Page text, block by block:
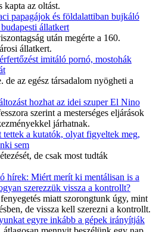
kapta az oltást.
papagájok és földalattiban bujkáló
állatkert
után megérte a 160.
állatkert.
imitáló pornó, mostohák
de az egész társadalom nyögheti a
hozhat az idei szuper El Nino
szerint a mesterséges eljárások
járhatnak.
tettek a kutatók, olyat figyeltek meg,
sem
de csak most tudták
hírek: Miért merít ki mentálisan is a
szerezzük vissza a kontrollt?
miatt szorongtunk úgy, mint
de vissza kell szerezni a kontrollt.
egyre inkább a gépek irányítják